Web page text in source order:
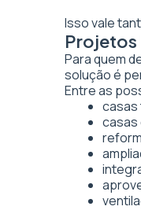
Isso vale
Projetos
Para quem
solução é
Entre as
casas
casas